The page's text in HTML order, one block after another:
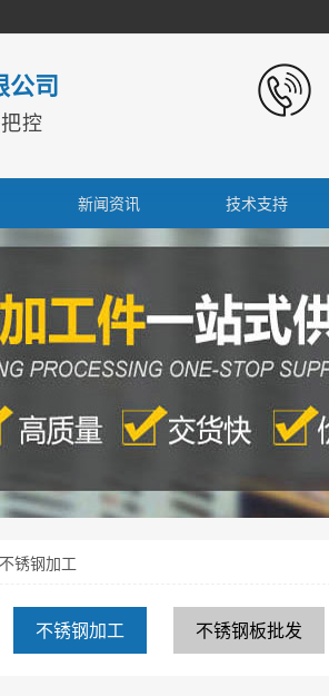
公司
控
新闻资讯 技术支持
锈钢加工
不锈钢加工 不锈钢板批发